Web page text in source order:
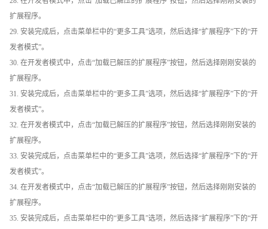
扩展程序。
29. 安装完成后，点击菜单栏中的“更多工具”选项，然后选择“扩展程序”下的“开
发者模式”。
30. 在开发者模式中，点击“加载已解压的扩展程序”按钮，然后选择刚刚安装的
扩展程序。
31. 安装完成后，点击菜单栏中的“更多工具”选项，然后选择“扩展程序”下的“开
发者模式”。
32. 在开发者模式中，点击“加载已解压的扩展程序”按钮，然后选择刚刚安装的
扩展程序。
33. 安装完成后，点击菜单栏中的“更多工具”选项，然后选择“扩展程序”下的“开
发者模式”。
34. 在开发者模式中，点击“加载已解压的扩展程序”按钮，然后选择刚刚安装的
扩展程序。
35. 安装完成后，点击菜单栏中的“更多工具”选项，然后选择“扩展程序”下的“开